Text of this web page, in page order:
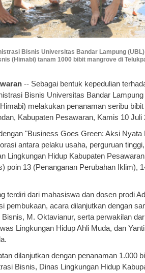
Bisnis Universitas Bandar Lampung
(Himabi) tanam 1000 bibit mangrove di
-- Sebagai bentuk kepedulian
Bisnis Universitas Bandar
melakukan penanaman seribu
Kabupaten Pesawaran, Kamis 10 Juli
"Business Goes Green: Aksi
antara pelaku usaha, perguruan
Lingkungan Hidup Kabupaten
poin 13 (Penanganan Perubahan Iklim),
terdiri dari mahasiswa dan dosen prodi
pembukaan, acara dilanjutkan dengan
M. Oktavianur, serta perwakilan
Lingkungan Hidup Ahli Muda, dan
dilanjutkan dengan penanaman 1.000
Bisnis, Dinas Lingkungan Hidup